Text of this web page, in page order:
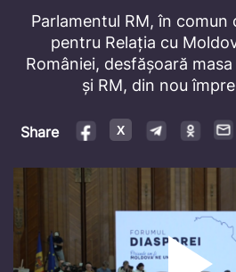
Parlamentul RM, în
pentru Relația cu
României, desfășoară
și RM, din nou
Share